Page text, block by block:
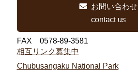
お問い合わせ
contact us
FAX 0578-89-3581
相互リンク募集中
Chubusangaku National Park